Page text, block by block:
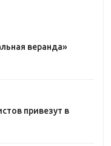
веранда»
привезут в